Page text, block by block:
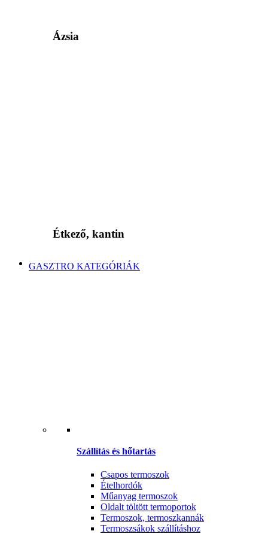
Ázsia
Étkező, kantin
GASZTRO KATEGÓRIÁK
Szállítás és hőtartás
Csapos termoszok
Ételhordók
Műanyag termoszok
Oldalt töltött termoportok
Termoszok, termoszkannák
Termoszsákok szállításhoz